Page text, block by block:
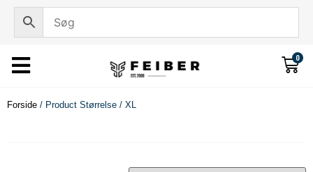
0
Forside / Product Størrelse / XL